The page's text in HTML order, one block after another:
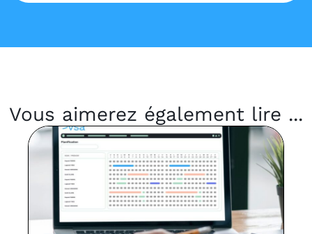
Vous aimerez également lire ...